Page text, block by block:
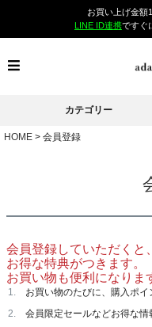
お買い上げ金額
LINE ID連携ですぐ
カテゴリー
HOME 会員登録
会員登録していただくと、
お得な特典がつきます。
お買い物も便利になりま
お買い物のたびに、購入ポイ
会員限定セールなどお得な情